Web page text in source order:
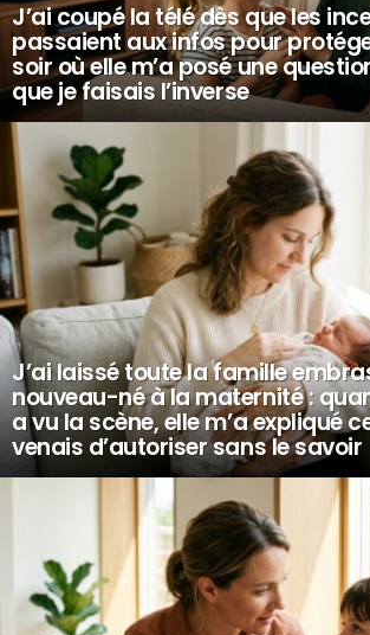
J’ai coupé la télé dès que les
passaient aux infos pour
soir où elle m’a posé une
que je faisais l’inverse
J’ai laissé toute la famille
nouveau-né à la maternité :
a vu la scène, elle m’a expliqué
venais d’autoriser sans le savoir